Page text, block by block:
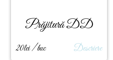
Prăjitură DD
20lei / buc Descriere